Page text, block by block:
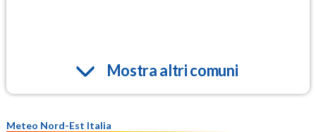
Mostra altri comuni
Meteo Nord-Est Italia